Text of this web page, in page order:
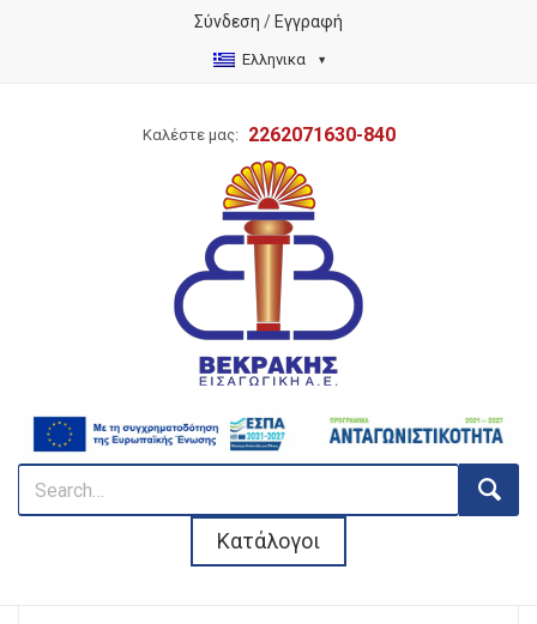
Σύνδεση / Εγγραφή
Ελληνικα
Καλέστε μας: 2262071630-840
Κατάλογοι